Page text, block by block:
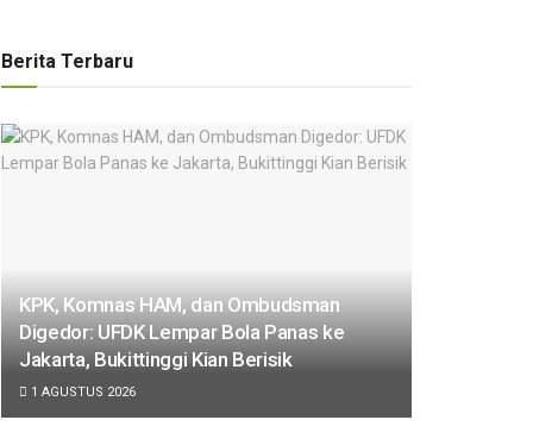
Berita Terbaru
KPK, Komnas HAM, dan Ombudsman
Digedor: UFDK Lempar Bola Panas ke
Jakarta, Bukittinggi Kian Berisik
1 AGUSTUS 2026